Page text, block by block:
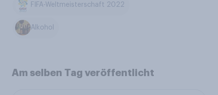
FIFA-Weltmeisterschaft 2022
Alkohol
Am selben Tag veröffentlicht